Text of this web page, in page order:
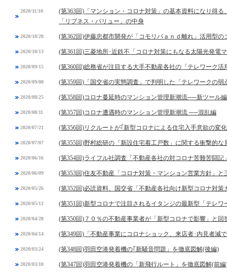
2020/11/10
(第363回)「マンション・コロナ対策」の基本資料になり得
「リブネス・バリュー」の中身
2020/10/20 (第362回)伊藤忠都市開発が「コモリバａｎｄ離れ」活用型の
2020/10/13 (第361回)三菱地所･近鉄不「コロナ対策にもなる太陽光発電
2020/09/15 (第360回)総務省が注目する大手不動産各社の「テレワーク活
2020/09/08 (第359回)「国交省の実態調査」で判明した「テレワークの弱
2020/08/25 (第358回)コロナ蔓延時のマンション管理新潮流──新ツール編
2020/08/11 (第357回)コロナ遭遇時のマンション管理新潮流 ──混乱編
2020/07/21 (第356回)リクルートが｢新型コロナによる住宅入手意欲の変
2020/07/07 (第355回)野村総研の「新設住宅着工戸数」に関する衝撃的な
2020/06/16 (第354回)ライフル社調査「不動産各社の対コロナ苦難苦闘記
2020/06/09 (第353回)住友不動産「コロナ対策・マンション営業方針」
2020/05/26 (第352回)必読資料、国交省「不動産各社向け新型コロナ対策
2020/05/12 (第351回)新型コロナで注目されるイタンジの最新型「テレワ
2020/04/28 (第350回)７０％の不動産事業者が「新型コロナで影響」と
2020/04/14 (第349回)「不動産事業にコロナショック、来店者･内見者減
2020/03/24 (第348回)羽田空港発着機の｢新騒音問題」を徹底図解(後編)
2020/03/10 (第347回)羽田空港発着機の「新飛行ルート」を徹底図解(前編